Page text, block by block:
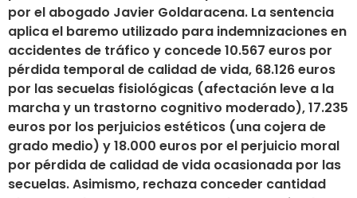
por el abogado Javier Goldaracena. La sentencia
aplica el baremo utilizado para indemnizaciones en
accidentes de tráfico y concede 10.567 euros por
pérdida temporal de calidad de vida, 68.126 euros
por las secuelas fisiológicas (afectación leve a la
marcha y un trastorno cognitivo moderado), 17.235
euros por los perjuicios estéticos (una cojera de
grado medio) y 18.000 euros por el perjuicio moral
por pérdida de calidad de vida ocasionada por las
secuelas. Asimismo, rechaza conceder cantidad